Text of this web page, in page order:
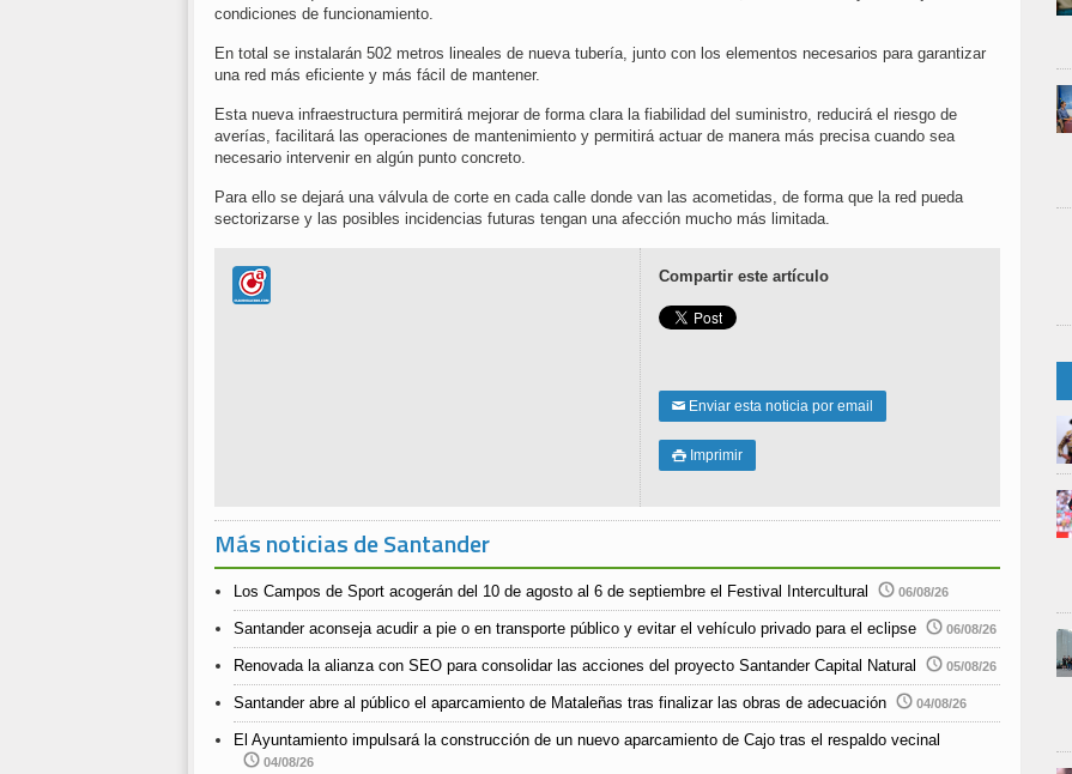
condiciones de funcionamiento.
En total se instalarán 502 metros lineales de nueva tubería, junto con los elementos necesarios para garantizar
una red más eficiente y más fácil de mantener.
Esta nueva infraestructura permitirá mejorar de forma clara la fiabilidad del suministro, reducirá el riesgo de
averías, facilitará las operaciones de mantenimiento y permitirá actuar de manera más precisa cuando sea
necesario intervenir en algún punto concreto.
Para ello se dejará una válvula de corte en cada calle donde van las acometidas, de forma que la red pueda
sectorizarse y las posibles incidencias futuras tengan una afección mucho más limitada.
Compartir este artículo
✉ Enviar esta noticia por email
 Imprimir
Más noticias de Santander
Los Campos de Sport acogerán del 10 de agosto al 6 de septiembre el Festival Intercultural 06/08/26
Santander aconseja acudir a pie o en transporte público y evitar el vehículo privado para el eclipse 06/08/26
Renovada la alianza con SEO para consolidar las acciones del proyecto Santander Capital Natural 05/08/26
Santander abre al público el aparcamiento de Mataleñas tras finalizar las obras de adecuación 04/08/26
El Ayuntamiento impulsará la construcción de un nuevo aparcamiento de Cajo tras el respaldo vecinal
04/08/26